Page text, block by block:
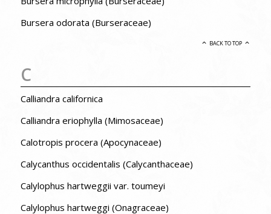
Bursera odorata (Burseraceae)
BACK TO TOP
C
Calliandra californica
Calliandra eriophylla (Mimosaceae)
Calotropis procera (Apocynaceae)
Calycanthus occidentalis (Calycanthaceae)
Calylophus hartweggii var. toumeyi
Calylophus hartweggi (Onagraceae)